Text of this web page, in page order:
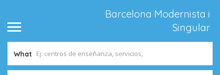
Barcelona Modernista i
Singular
What